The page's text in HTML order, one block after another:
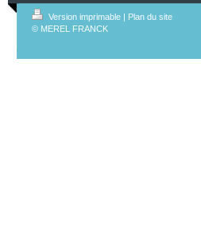
Version imprimable | Plan du site
© MEREL FRANCK